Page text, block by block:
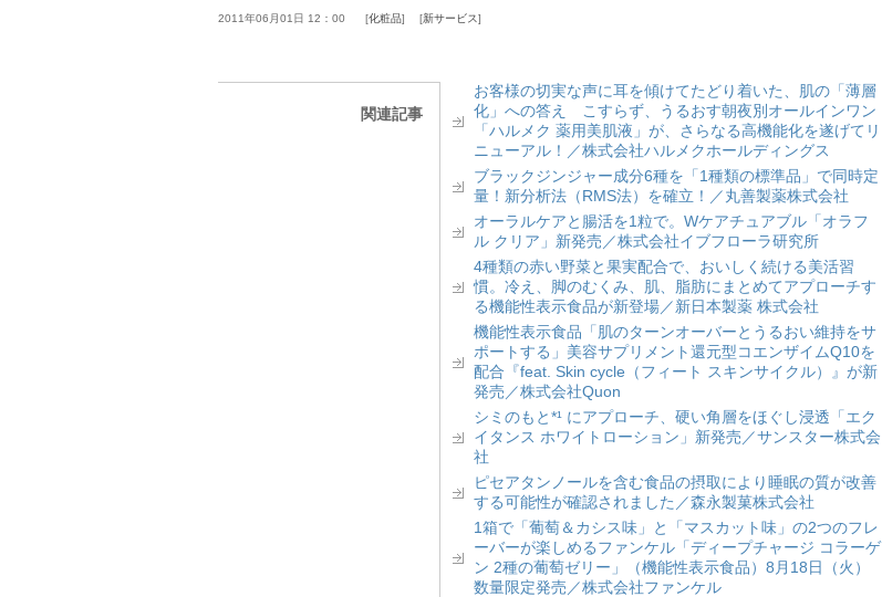
2011年06月01日 12：00 化粧品 新サービス
関連記事
お客様の切実な声に耳を傾けてたどり着いた、肌の「薄層
化」への答え こすらず、うるおす朝夜別オールインワン
「ハルメク 薬用美肌液」が、さらなる高機能化を遂げてリ
ニューアル！／株式会社ハルメクホールディングス
ブラックジンジャー成分6種を「1種類の標準品」で同時定
量！新分析法（RMS法）を確立！／丸善製薬株式会社
オーラルケアと腸活を1粒で。Wケアチュアブル「オラフ
ル クリア」新発売／株式会社イブフローラ研究所
4種類の赤い野菜と果実配合で、おいしく続ける美活習
慣。冷え、脚のむくみ、肌、脂肪にまとめてアプローチす
る機能性表示食品が新登場／新日本製薬 株式会社
機能性表示食品「肌のターンオーバーとうるおい維持をサ
ポートする」美容サプリメント還元型コエンザイムQ10を
配合『feat. Skin cycle（フィート スキンサイクル）』が新
発売／株式会社Quon
シミのもと*¹ にアプローチ、硬い角層をほぐし浸透「エク
イタンス ホワイトローション」新発売／サンスター株式会
社
ピセアタンノールを含む食品の摂取により睡眠の質が改善
する可能性が確認されました／森永製菓株式会社
1箱で「葡萄＆カシス味」と「マスカット味」の2つのフレ
ーバーが楽しめるファンケル「ディープチャージ コラーゲ
ン 2種の葡萄ゼリー」（機能性表示食品）8月18日（火）
数量限定発売／株式会社ファンケル